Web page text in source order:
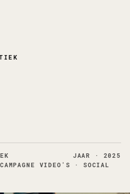
JAAR
· 2025
VIDEO'S · SOCIAL